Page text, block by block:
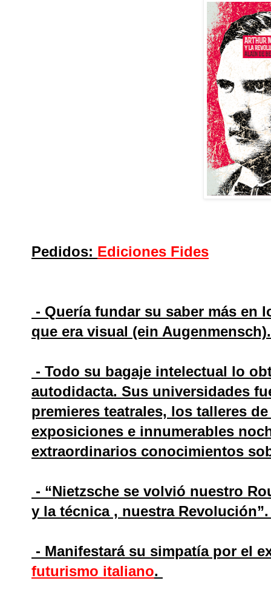
Pedidos: Ediciones Fides
- Quería fundar su saber más en
que era visual (ein Augenmensch).
- Todo su bagaje intelectual lo
autodidacta. Sus universidades
premieres teatrales, los talleres
exposiciones e innumerables
extraordinarios conocimientos
- “Nietzsche se volvió nuestro
y la técnica , nuestra
- Manifestará su simpatía por el
futurismo italiano.